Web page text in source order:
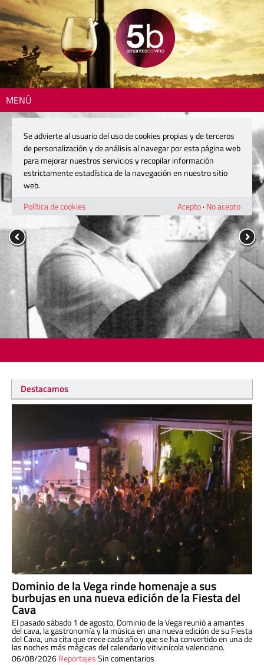
MENÚ
Destacamos
Dominio de la Vega rinde homenaje a sus
burbujas en una nueva edición de la Fiesta del
Cava
El pasado sábado 1 de agosto, Dominio de la Vega reunió a amantes
del cava, la gastronomía y la música en una nueva edición de su Fiesta
del Cava, una cita que crece cada año y que se ha convertido en una de
las noches más mágicas del calendario vitivinícola valenciano.
06/08/2026ReportajesSin comentarios
Se advierte al usuario del uso de cookies propias y de terceros
de personalización y de análisis al navegar por esta página web
para mejorar nuestros servicios y recopilar información
estrictamente estadística de la navegación en nuestro sitio
web.
Política de cookies
Acepto· No acepto